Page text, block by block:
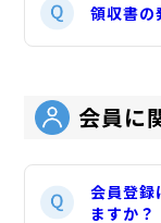
領収書の
会員に
会員登録
ますか？